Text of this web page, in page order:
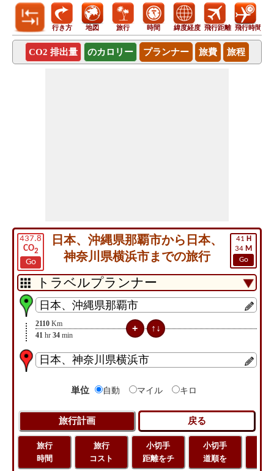
行き方 地図 旅行 時間 緯度経度 飛行距離 飛行時間
CO2 排出量 のカロリー プランナー 旅費 旅程
437.8
CO2
Go
41 H
34 M
Go
日本、沖縄県那覇市から日本、
神奈川県横浜市までの旅行
2110 Km
41 hr 34 min
単位 自動 マイル キロ
旅行
時間
旅行
コスト
小切手
距離をチ
小切手
道順を